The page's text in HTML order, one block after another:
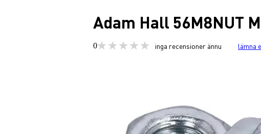
Adam Hall 56M8NUT
0 inga recensioner ännu lämna